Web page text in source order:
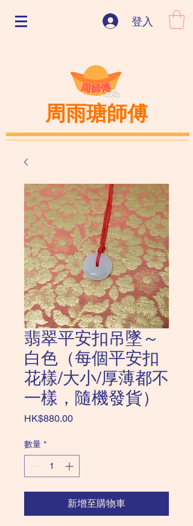
登入
周雨瑭師傅
翡翠平安扣吊墜～
白色（每個平安扣
花樣/大小/厚薄都不
一樣，隨機發貨）
HK$880.00價
數量 *
新增至購物車